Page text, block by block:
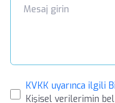
KVKK uyarınca ilgili
Kişisel verilerimin